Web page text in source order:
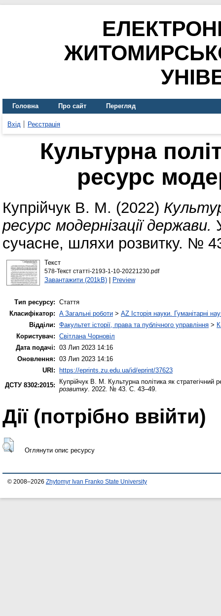
Головна Про сайт Перегляд
Вхід Реєстрація
Культурна
ресурс
Купрійчук В. М. (2022)
ресурс модернізації держави.
сучасне, шляхи розвитку. №
Текст
578-Текст статті-2193-1-10-20221230.pdf
Завантажити (201kB)| Preview
Тип ресурсу: Стаття
Класифікатор: A Загальні роботи > AZ Історія науки. Гуманітарні
Відділи: Факультет історії, права та публічного управління >
Користувач: Світлана Чорновіл
Дата подачі: 03 Лип 2023 14:16
Оновлення: 03 Лип 2023 14:16
URI:
https://eprints.zu.edu.ua/id/eprint/37623
ДСТУ 8302:2015:
Купрійчук В. М. Культурна політика як стратегічний
розвитку. 2022. № 43. С. 43–49.
Дії ​​(потрібно ввійти)
Оглянути опис ресурсу
© 2008–2026 Zhytomyr Ivan Franko State University